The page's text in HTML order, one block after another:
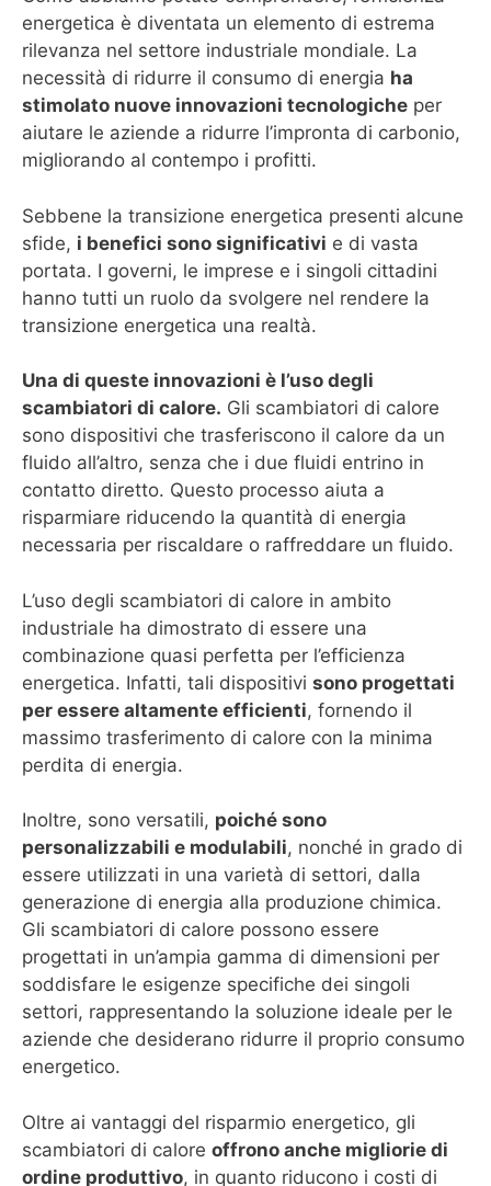
energetica è diventata un elemento di estrema
rilevanza nel settore industriale mondiale. La
necessità di ridurre il consumo di energia ha
stimolato nuove innovazioni tecnologiche per
aiutare le aziende a ridurre l’impronta di carbonio,
migliorando al contempo i profitti.
Sebbene la transizione energetica presenti alcune
sfide, i benefici sono significativi e di vasta
portata. I governi, le imprese e i singoli cittadini
hanno tutti un ruolo da svolgere nel rendere la
transizione energetica una realtà.
Una di queste innovazioni è l’uso degli
scambiatori di calore. Gli scambiatori di calore
sono dispositivi che trasferiscono il calore da un
fluido all’altro, senza che i due fluidi entrino in
contatto diretto. Questo processo aiuta a
risparmiare riducendo la quantità di energia
necessaria per riscaldare o raffreddare un fluido.
L’uso degli scambiatori di calore in ambito
industriale ha dimostrato di essere una
combinazione quasi perfetta per l’efficienza
energetica. Infatti, tali dispositivi sono progettati
per essere altamente efficienti, fornendo il
massimo trasferimento di calore con la minima
perdita di energia.
Inoltre, sono versatili, poiché sono
personalizzabili e modulabili, nonché in grado di
essere utilizzati in una varietà di settori, dalla
generazione di energia alla produzione chimica.
Gli scambiatori di calore possono essere
progettati in un’ampia gamma di dimensioni per
soddisfare le esigenze specifiche dei singoli
settori, rappresentando la soluzione ideale per le
aziende che desiderano ridurre il proprio consumo
energetico.
Oltre ai vantaggi del risparmio energetico, gli
scambiatori di calore offrono anche migliorie di
ordine produttivo, in quanto riducono i costi di